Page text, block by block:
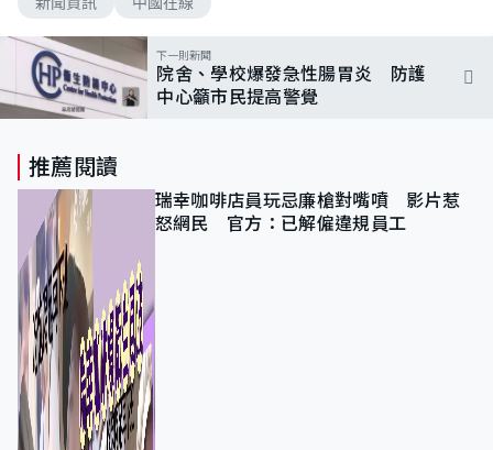
下一則新聞
院舍、學校爆發急性腸胃炎 防護
中心籲市民提高警覺
推薦閱讀
瑞幸咖啡店員玩忌廉槍對嘴噴 影片惹
怒網民 官方：已解僱違規員工